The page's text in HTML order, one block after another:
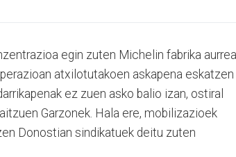
egin zuten Michelin fabrika
atxilotutakoen askapena eskatzen
ez zuen asko balio izan, ostiral
Garzonek. Hala ere, mobilizazioek
Donostian sindikatuek deitu zuten